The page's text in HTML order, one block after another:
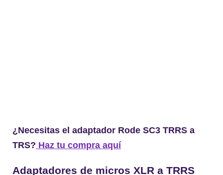
¿Necesitas el adaptador Rode SC3 TRRS a
TRS? Haz tu compra aquí
Adaptadores de micros XLR a TRRS